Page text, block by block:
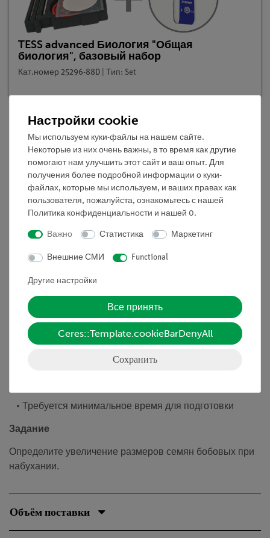
TESS advanced Биология "Общая
биология", базовый набор
Кат.номер 25296-88D | Тип: Set
Описание
Принцип
В этом эксперименте учащиеся определяют
увеличение размеров семян гороха при набухании.
Обычно под набуханием подразумевается поглощение
увеличением его объема. Набухание - это чисто
наблюдать при замачивании желатина в воде.
Преимущества
• Эксперимент является частью набора по общей
биологии
• Требуется минимальное время для подготовки
Задание
Определите увеличение размеров семян бобовых при
набухании.
Объём поставки
Настройки cookie
Мы используем куки-файлы на нашем сайте.
Некоторые из них очень важны, в то время как другие
помогают нам улучшить этот сайт и ваш опыт. Для
получения более подробной информации о куки-
файлах, которые мы используем, и ваших правах как
пользователя, пожалуйста, ознакомьтесь с нашей
Политика конфиденциальности и нашей 0.
Важно Статистика Маркетинг
Внешние СМИ Functional
Другие настройки
Все принять
Ceres::Template.cookieBarDenyAll
Сохранить